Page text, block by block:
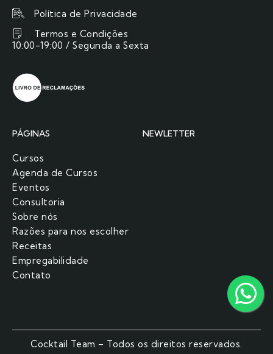
Política de Privacidade
Termos e Condições
10:00-19:00 / Segunda a Sexta
PÁGINAS
Cursos
Agenda de Cursos
Eventos
Consultoria
Sobre nós
Razões para nos escolher​
Receitas
Empregabilidade
Contato
NEWLETTER
Cocktail Team – Todos os direitos reservados.